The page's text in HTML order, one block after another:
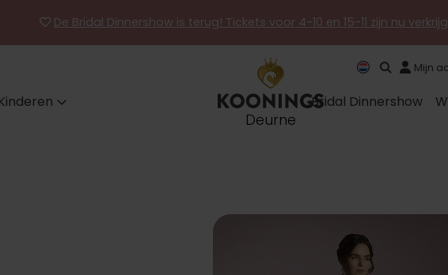
De Bridal Dinnershow is terug! Tickets voor 4-10 en 15-11 zijn nu
Kinderen
Deurne
Mijn
Bridal Dinnershow